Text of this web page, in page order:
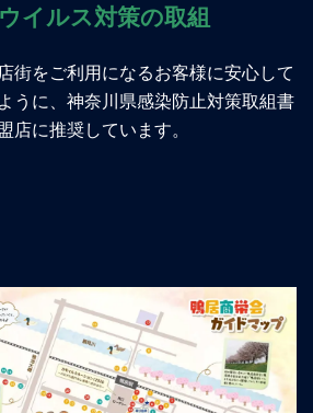
イルス対策の取組
街をご利用になるお客様に安心して
うに、神奈川県感染防止対策取組書
店に推奨しています。